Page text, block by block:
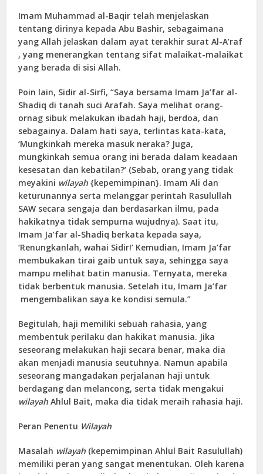
Imam Muhammad al-Baqir telah menjelaskan
tentang dirinya kepada Abu Bashir, sebagaimana
yang Allah jelaskan dalam ayat terakhir surat Al-A’raf
, yang menerangkan tentang sifat malaikat-malaikat
yang berada di sisi Allah.
Poin lain, Sidir al-Sirfi, “Saya bersama Imam Ja’far al-
Shadiq di tanah suci Arafah. Saya melihat orang-
ornag sibuk melakukan ibadah haji, berdoa, dan
sebagainya. Dalam hati saya, terlintas kata-kata,
‘Mungkinkah mereka masuk neraka? Juga,
mungkinkah semua orang ini berada dalam keadaan
kesesatan dan kebatilan?’ (Sebab, orang yang tidak
meyakini wilayah {kepemimpinan}. Imam Ali dan
keturunannya serta melanggar perintah Rasulullah
SAW secara sengaja dan berdasarkan ilmu, pada
hakikatnya tidak sempurna wujudnya). Saat itu,
Imam Ja’far al-Shadiq berkata kepada saya,
‘Renungkanlah, wahai Sidir!’ Kemudian, Imam Ja’far
membukakan tirai gaib untuk saya, sehingga saya
mampu melihat batin manusia. Ternyata, mereka
tidak berbentuk manusia. Setelah itu, Imam Ja’far
mengembalikan saya ke kondisi semula.”
Begitulah, haji memiliki sebuah rahasia, yang
membentuk perilaku dan hakikat manusia. Jika
seseorang melakukan haji secara benar, maka dia
akan menjadi manusia seutuhnya. Namun apabila
seseorang mangadakan perjalanan haji untuk
berdagang dan melancong, serta tidak mengakui
wilayah Ahlul Bait, maka dia tidak meraih rahasia haji.
Peran Penentu Wilayah
Masalah wilayah (kepemimpinan Ahlul Bait Rasulullah)
memiliki peran yang sangat menentukan. Oleh karena